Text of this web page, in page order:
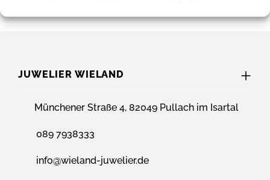
JUWELIER WIELAND
Münchener Straße 4, 82049 Pullach im Isartal
089 7938333
info@wieland-juwelier.de